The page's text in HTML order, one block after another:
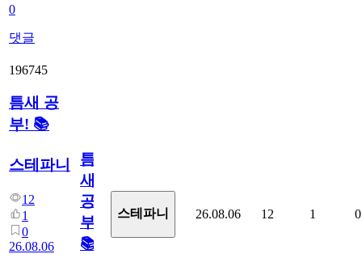
0
댓글
196745
틈새 공
부! 📚
스테파니
12
1
0
26.08.06
틈
새
공
부!
📚
스테파니 26.08.06 12 1 0